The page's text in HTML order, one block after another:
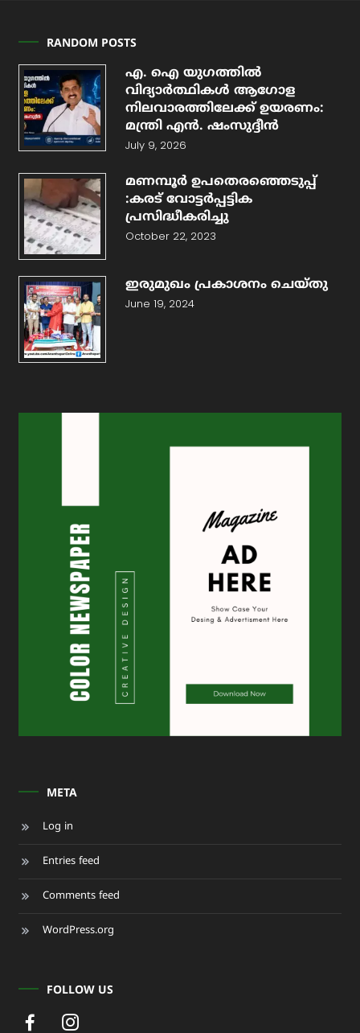
RANDOM POSTS
എ. ഐ യുഗത്തിൽ
വിദ്യാർത്ഥികൾ ആഗോള
നിലവാരത്തിലേക്ക് ഉയരണം:
മന്ത്രി എൻ. ഷംസുദ്ദീൻ
July 9, 2026
മണമ്പൂർ ഉപതെരഞ്ഞെടുപ്പ്
:കരട് വോട്ടർപ്പട്ടിക
പ്രസിദ്ധീകരിച്ചു
October 22, 2023
ഇരുമുഖം പ്രകാശനം ചെയ്തു
June 19, 2024
META
Log in
Entries feed
Comments feed
WordPress.org
FOLLOW US